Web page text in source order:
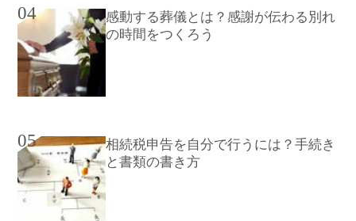
04
感動する葬儀とは？感謝が伝わる別れ
の時間をつくろう
05
相続税申告を自分で行うには？手続き
と書類の書き方